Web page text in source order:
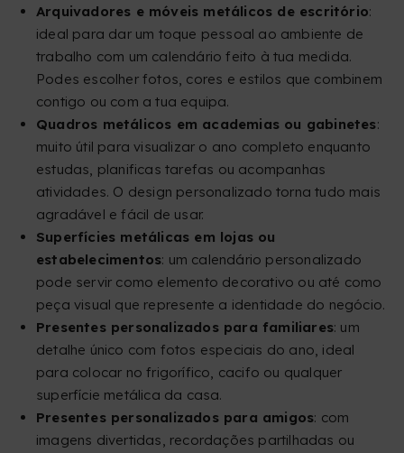
Arquivadores e móveis metálicos de escritório:
ideal para dar um toque pessoal ao ambiente de
trabalho com um calendário feito à tua medida.
Podes escolher fotos, cores e estilos que combinem
contigo ou com a tua equipa.
Quadros metálicos em academias ou gabinetes:
muito útil para visualizar o ano completo enquanto
estudas, planificas tarefas ou acompanhas
atividades. O design personalizado torna tudo mais
agradável e fácil de usar.
Superfícies metálicas em lojas ou
estabelecimentos: um calendário personalizado
pode servir como elemento decorativo ou até como
peça visual que represente a identidade do negócio.
Presentes personalizados para familiares: um
detalhe único com fotos especiais do ano, ideal
para colocar no frigorífico, cacifo ou qualquer
superfície metálica da casa.
Presentes personalizados para amigos: com
imagens divertidas, recordações partilhadas ou